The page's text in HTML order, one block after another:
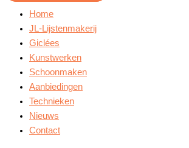
Home
JL-Lijstenmakerij
Giclées
Kunstwerken
Schoonmaken
Aanbiedingen
Technieken
Nieuws
Contact